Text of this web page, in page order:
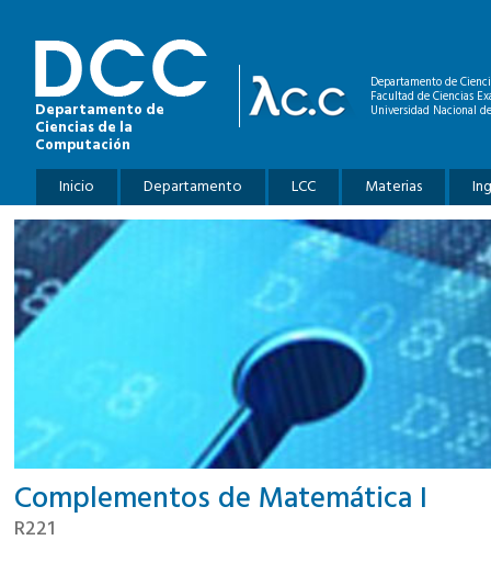
Departamento de
Ciencias de la
Computación
Departamento de
Facultad de Ciencias
Universidad Nacional
Menú principal
Inicio Departamento LCC Materias
Complementos de Matemática I
R221